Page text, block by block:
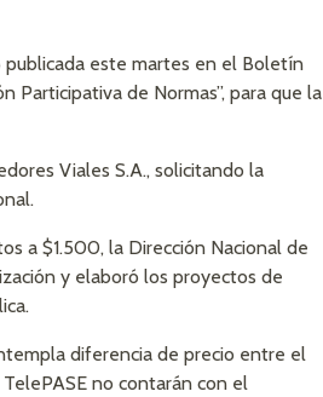
este martes en el Boletín
Participativa de Normas”, para que la
Viales S.A., solicitando la
a $1.500, la Dirección Nacional de
y elaboró los proyectos de
diferencia de precio entre el
no contarán con el